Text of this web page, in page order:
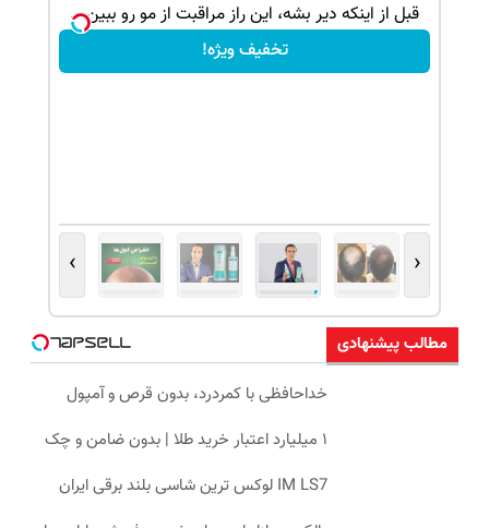
قبل از اینکه دیر بشه، این راز مراقبت از مو رو ببین...
تخفیف ویژه!
‹
›
مطالب پیشنهادی
خداحافظی با کمردرد، بدون قرص و آمپول
۱ میلیارد اعتبار خرید طلا | بدون ضامن و چک
IM LS7 لوکس ترین شاسی بلند برقی ایران